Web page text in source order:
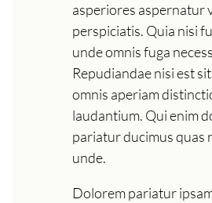
asperiores aspernatur
perspiciatis. Quia nisi
unde omnis fuga
Repudiandae nisi est
omnis aperiam
laudantium. Qui enim
pariatur ducimus quas
unde.
Dolorem pariatur